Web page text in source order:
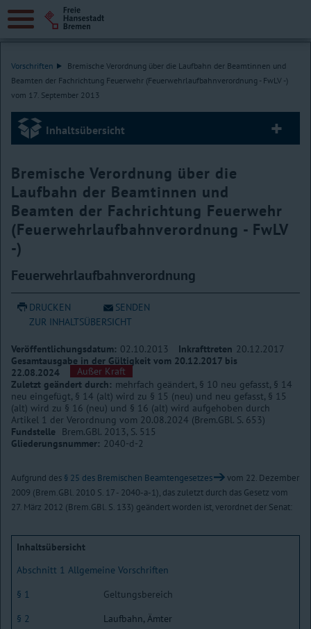
Vorschriften
Bremische Verordnung über die Laufbahn der Beamtinnen und
Beamten der Fachrichtung Feuerwehr (Feuerwehrlaufbahnverordnung - FwLV -)
vom 17. September 2013
Inhaltsübersicht
Bremische Verordnung über die
Laufbahn der Beamtinnen und
Beamten der Fachrichtung Feuerwehr
(Feuerwehrlaufbahnverordnung - FwLV
-)
Feuerwehrlaufbahnverordnung
DRUCKEN
SENDEN
ZUR INHALTSÜBERSICHT
Veröffentlichungsdatum: 02.10.2013 Inkrafttreten 20.12.2017
Gesamtausgabe in der Gültigkeit vom 20.12.2017 bis
22.08.2024
Außer Kraft
Zuletzt geändert durch: mehrfach geändert, § 10 neu gefasst, § 14
neu eingefügt, § 14 (alt) wird zu § 15 (neu) und neu gefasst, § 15
(alt) wird zu § 16 (neu) und § 16 (alt) wird aufgehoben durch
Artikel 1 der Verordnung vom 20.08.2024 (Brem.GBl. S. 653)
Fundstelle
Brem.GBl. 2013, S. 515
Gliederungsnummer: 2040-d-2
Aufgrund des § 25 des Bremischen Beamtengesetzes
vom 22. Dezember
2009 (Brem.GBl. 2010 S. 17 - 2040-a-1), das zuletzt durch das Gesetz vom
27. März 2012 (Brem.GBl. S. 133) geändert worden ist, verordnet der Senat:
Inhaltsübersicht
Abschnitt 1 Allgemeine Vorschriften
§ 1
Geltungsbereich
§ 2
Laufbahn, Ämter